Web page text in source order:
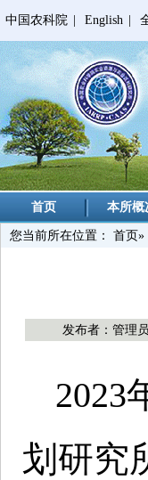
中国农科院 English
首页 本所概
您当前所在位置： 首页»
发布者：管理员
2023
划研究